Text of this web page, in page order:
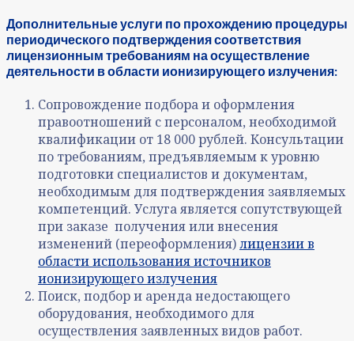
Дополнительные услуги по прохождению процедуры
периодического подтверждения соответствия
лицензионным требованиям на осуществление
деятельности в области ионизирующего излучения:
Сопровождение подбора и оформления
правоотношений с персоналом, необходимой
квалификации от 18 000 рублей. Консультации
по требованиям, предъявляемым к уровню
подготовки специалистов и документам,
необходимым для подтверждения заявляемых
компетенций. Услуга является сопутствующей
при заказе получения или внесения
изменений (переоформления)лицензии в
области использования источников
ионизирующего излучения
Поиск, подбор и аренда недостающего
оборудования, необходимого для
осуществления заявленных видов работ.